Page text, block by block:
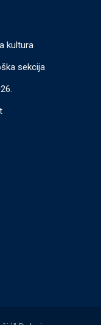
kultura
sekcija